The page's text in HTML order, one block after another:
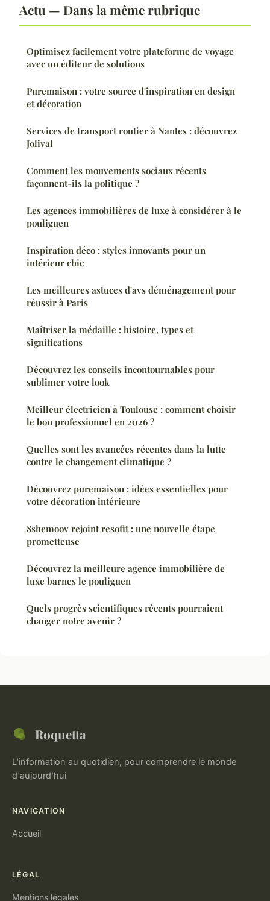
Actu — Dans la même rubrique
Optimisez facilement votre plateforme de voyage
avec un éditeur de solutions
Puremaison : votre source d'inspiration en design
et décoration
Services de transport routier à Nantes : découvrez
Jolival
Comment les mouvements sociaux récents
façonnent-ils la politique ?
Les agences immobilières de luxe à considérer à le
pouliguen
Inspiration déco : styles innovants pour un
intérieur chic
Les meilleures astuces d'avs déménagement pour
réussir à Paris
Maîtriser la médaille : histoire, types et
significations
Découvrez les conseils incontournables pour
sublimer votre look
Meilleur électricien à Toulouse : comment choisir
le bon professionnel en 2026 ?
Quelles sont les avancées récentes dans la lutte
contre le changement climatique ?
Découvrez puremaison : idées essentielles pour
votre décoration intérieure
8shemoov rejoint resofit : une nouvelle étape
prometteuse
Découvrez la meilleure agence immobilière de
luxe barnes le pouliguen
Quels progrès scientifiques récents pourraient
changer notre avenir ?
Roquetta
L'information au quotidien, pour comprendre le monde
d'aujourd'hui
NAVIGATION
Accueil
LÉGAL
Mentions légales